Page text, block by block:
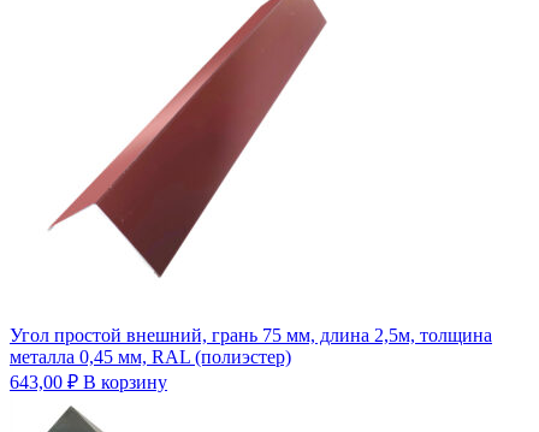
Угол простой внешний, грань 75 мм, длина 2,5м, толщина
металла 0,45 мм, RAL (полиэстер)
643,00 ₽ В корзину